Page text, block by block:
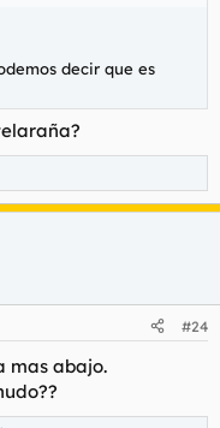
decir que es
#24
mas abajo.